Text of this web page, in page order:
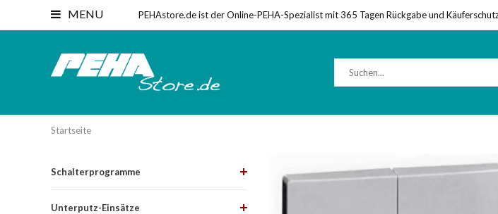
MENU PEHAstore.de ist der Online-PEHA-Spezialist mit 365 Tagen Rückgabe und
Startseite
Schalterprogramme
Unterputz-Einsätze